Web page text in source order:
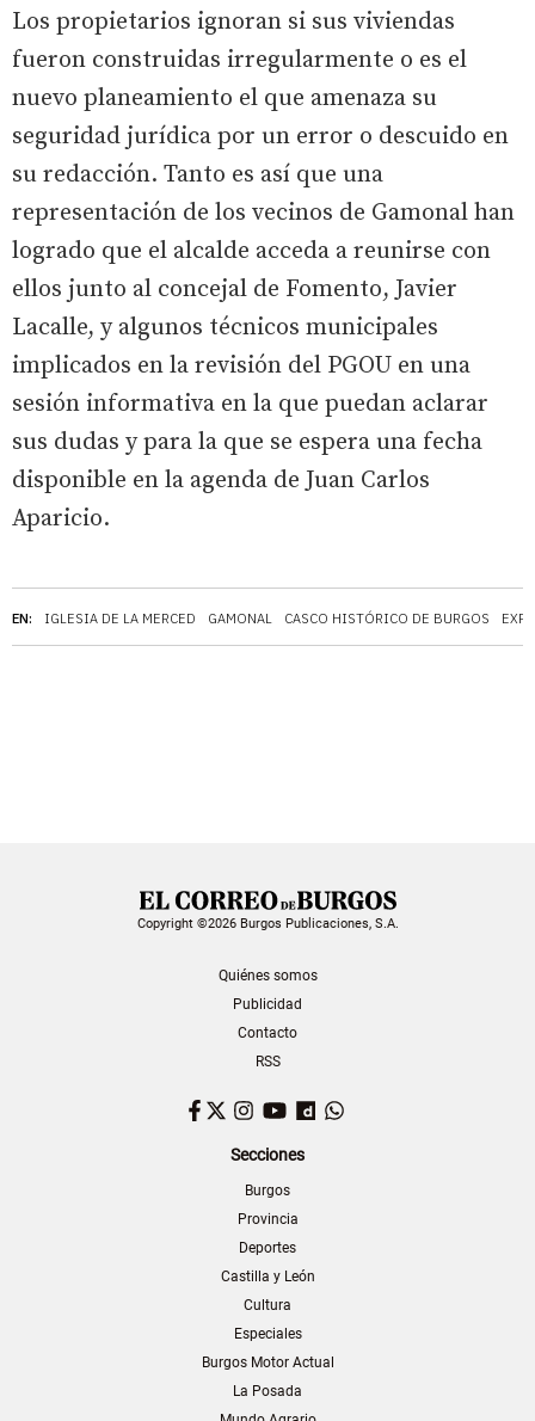
EN: IGLESIA DE LA MERCED GAMONAL CASCO HISTÓRICO DE BURGOS
Los propietarios ignoran si sus viviendas
fueron construidas irregularmente o es el
nuevo planeamiento el que amenaza su
seguridad jurídica por un error o descuido en
su redacción. Tanto es así que una
representación de los vecinos de Gamonal han
logrado que el alcalde acceda a reunirse con
ellos junto al concejal de Fomento, Javier
Lacalle, y algunos técnicos municipales
implicados en la revisión del PGOU en una
sesión informativa en la que puedan aclarar
sus dudas y para la que se espera una fecha
disponible en la agenda de Juan Carlos
Aparicio.
Copyright ©2026 Burgos Publicaciones, S.A.
Quiénes somos
Publicidad
Contacto
RSS
Facebook
TwitterInstagram
YouTubeDailymotion
Secciones
Burgos
Provincia
Deportes
Castilla y León
Cultura
Especiales
Burgos Motor Actual
La Posada